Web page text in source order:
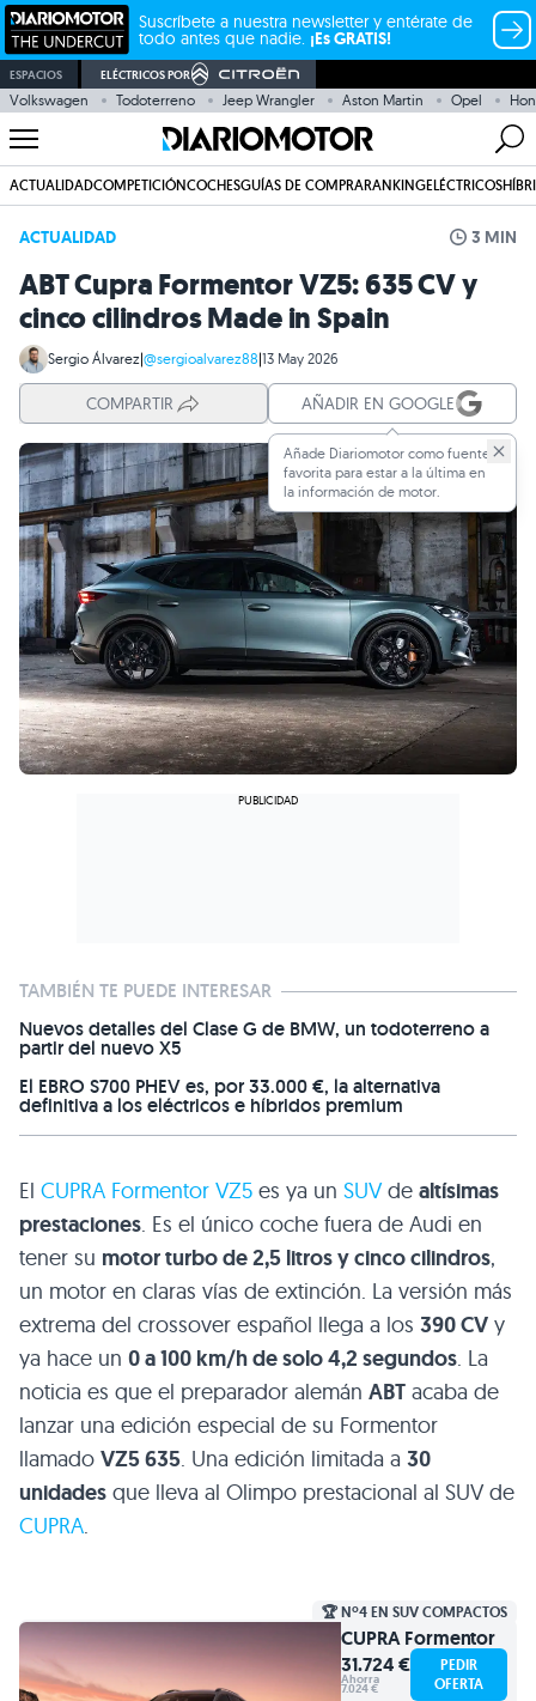
Suscríbete a nuestra newsletter y entérate de
todo antes que nadie. ¡Es GRATIS!
ESPACIOS ELÉCTRICOS POR
Volkswagen Todoterreno Jeep Wrangler Aston Martin Opel
ACTUALIDADCOMPETICIÓNCOCHESGUÍAS DE COMPRARANKINGELÉCTRICOS
ACTUALIDAD 3 MIN
ABT Cupra Formentor VZ5: 635 CV y
cinco cilindros Made in Spain
Sergio Álvarez|@sergioalvarez88|13 May 2026
COMPARTIR AÑADIR EN GOOGLE
Añade Diariomotor como fuente
favorita para estar a la última en
la información de motor.
TAMBIÉN TE PUEDE INTERESAR
Nuevos detalles del Clase G de BMW, un todoterreno a
partir del nuevo X5
El EBRO S700 PHEV es, por 33.000 €, la alternativa
definitiva a los eléctricos e híbridos premium
El CUPRA Formentor VZ5 es ya un SUVde altísimas
prestaciones. Es el único coche fuera de Audi en
tener su motor turbo de 2,5 litros y cinco cilindros,
un motor en claras vías de extinción. La versión más
extrema del crossover español llega a los 390 CV y
ya hace un 0 a 100 km/h de solo 4,2 segundos. La
noticia es que el preparador alemán ABT acaba de
lanzar una edición especial de su Formentor
llamado VZ5 635. Una edición limitada a 30
unidades que lleva al Olimpo prestacional al SUV de
CUPRA.
🏆 Nº4 EN SUV COMPACTOS
CUPRAFormentor
31.724 €
Ahorra
7.024 €
PEDIR
OFERTA